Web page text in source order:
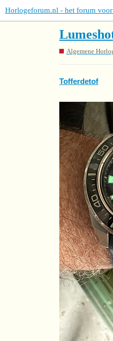
Horlogeforum.nl - het forum
Algemene
Tofferdetof